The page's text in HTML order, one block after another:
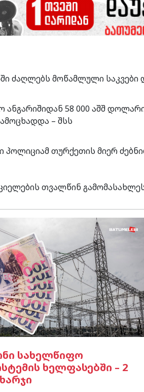
ძაღლებს მოწამლული საკვები
ანგარიშიდან 58 000 აშშ
– შსს
პოლიციამ თურქეთის მიერ
თვალწინ
სახელწიფო
ხელფასებში – 2